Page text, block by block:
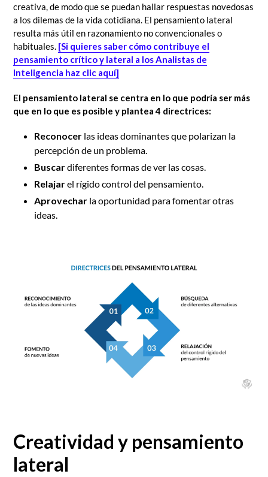
creativa, de modo que se puedan hallar respuestas novedosas
a los dilemas de la vida cotidiana. El pensamiento lateral
resulta más útil en razonamiento no convencionales o
habituales. [Si quieres saber cómo contribuye el
pensamiento crítico y lateral a los Analistas de
Inteligencia haz clic aquí]
El pensamiento lateral se centra en lo que podría ser más
que en lo que es posible y plantea 4 directrices:
Reconocer las ideas dominantes que polarizan la
percepción de un problema.
Buscardiferentes formas de ver las cosas.
Relajarel rígido control del pensamiento.
Aprovechar la oportunidad para fomentar otras
ideas.
Creatividad y pensamiento
lateral